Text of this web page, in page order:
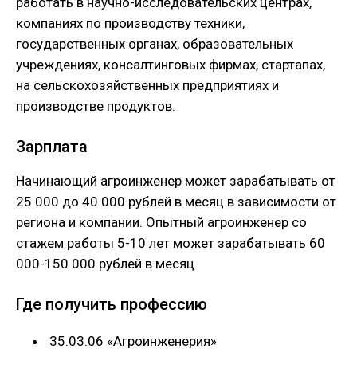
компаниях по производству техники,
государственных органах, образовательных
учреждениях, консалтинговых фирмах, стартапах,
на сельскохозяйственных предприятиях и
производстве продуктов.
Зарплата
Начинающий агроинженер может зарабатывать от
25 000 до 40 000 рублей в месяц в зависимости от
региона и компании. Опытный агроинженер со
стажем работы 5-10 лет может зарабатывать 60
000-150 000 рублей в месяц.
Где получить профессию
35.03.06 «Агроинженерия»